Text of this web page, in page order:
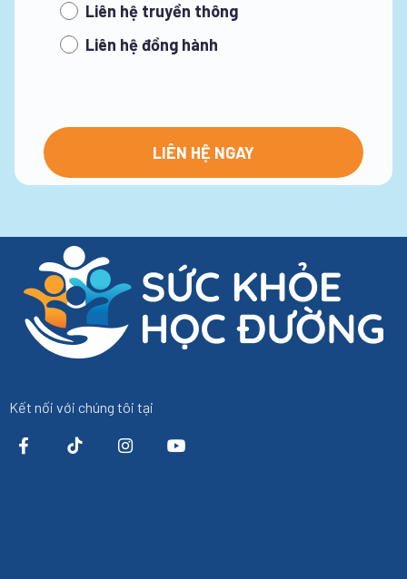
Liên hệ truyền thông
Liên hệ đồng hành
Kết nối với chúng tôi tại